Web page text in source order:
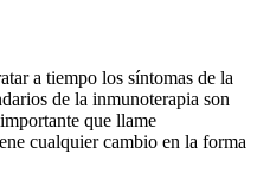
a tiempo los síntomas de la
de la inmunoterapia son
que llame
cualquier cambio en la forma